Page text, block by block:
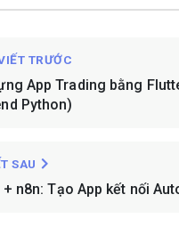
TRƯỚC
App Trading bằng
Python)
SAU
n8n: Tạo App kết nối